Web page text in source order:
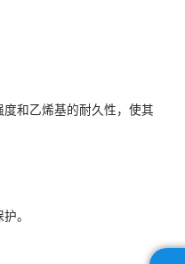
和乙烯基的耐久性，使其
。